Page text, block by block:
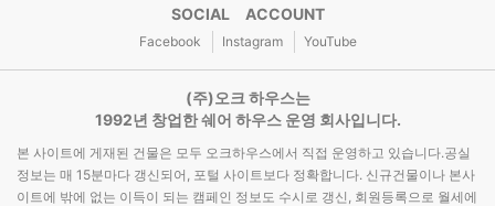
SOCIAL ACCOUNT
Facebook Instagram YouTube
(주)오크 하우스는
1992년 창업한 쉐어 하우스 운영 회사입니다.
본 사이트에 게재된 건물은 모두 오크하우스에서 직접 운영하고 있습니다.공실
정보는 매 15분마다 갱신되어, 포털 사이트보다 정확합니다. 신규건물이나 본사
이트에 밖에 없는 이득이 되는 캠페인 정보도 수시로 갱신, 회원등록으로 월세에